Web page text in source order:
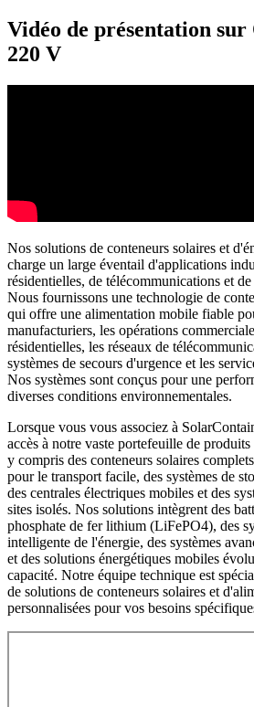
Vidéo de présentation
220 V
Nos solutions de conteneurs solaires et
charge un large éventail d'applications
résidentielles, de télécommunications et
Nous fournissons une technologie de
qui offre une alimentation mobile fiable
manufacturiers, les opérations
résidentielles, les réseaux de
systèmes de secours d'urgence et les
Nos systèmes sont conçus pour une
diverses conditions environnementales.
Lorsque vous vous associez à
accès à notre vaste portefeuille de
y compris des conteneurs solaires
pour le transport facile, des systèmes de
des centrales électriques mobiles et des
sites isolés. Nos solutions intègrent des
phosphate de fer lithium (LiFePO4), des
intelligente de l'énergie, des systèmes
et des solutions énergétiques mobiles
capacité. Notre équipe technique est
de solutions de conteneurs solaires et
personnalisées pour vos besoins